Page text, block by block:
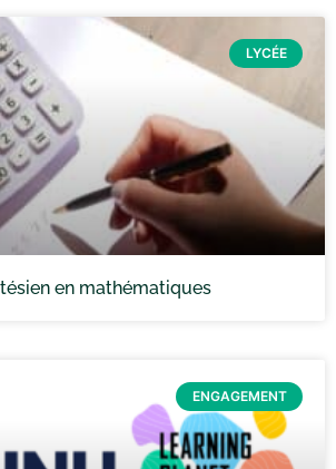
LYCÉE
en mathématiques
ENGAGEMENT